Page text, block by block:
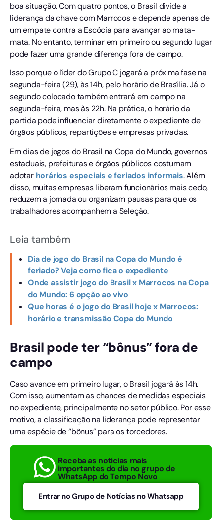
boa situação. Com quatro pontos, o Brasil divide a
liderança da chave com Marrocos e depende apenas de
um empate contra a Escócia para avançar ao mata-
mata. No entanto, terminar em primeiro ou segundo lugar
pode fazer uma grande diferença fora de campo.
Isso porque o líder do Grupo C jogará a próxima fase na
segunda-feira (29), às 14h, pelo horário de Brasília. Já o
segundo colocado também entrará em campo na
segunda-feira, mas às 22h. Na prática, o horário da
partida pode influenciar diretamente o expediente de
órgãos públicos, repartições e empresas privadas.
Em dias de jogos do Brasil na Copa do Mundo, governos
estaduais, prefeituras e órgãos públicos costumam
adotar horários especiais e feriados informais. Além
disso, muitas empresas liberam funcionários mais cedo,
reduzem a jornada ou organizam pausas para que os
trabalhadores acompanhem a Seleção.
Leia também
Dia de jogo do Brasil na Copa do Mundo é
feriado? Veja como fica o expediente
Onde assistir jogo do Brasil x Marrocos na Copa
do Mundo: 6 opção ao vivo
Que horas é o jogo do Brasil hoje x Marrocos:
horário e transmissão Copa do Mundo
Brasil pode ter “bônus” fora de
campo
Caso avance em primeiro lugar, o Brasil jogará às 14h.
Com isso, aumentam as chances de medidas especiais
no expediente, principalmente no setor público. Por esse
motivo, a classificação na liderança pode representar
uma espécie de “bônus” para os torcedores.
Receba as notícias mais
importantes do dia no grupo de
WhatsApp do Tempo Novo
Entrar no Grupo de Notícias no Whatsapp